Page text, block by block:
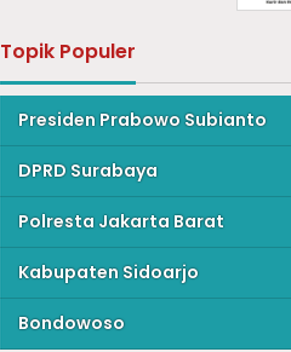
Topik Populer
Presiden Prabowo Subianto
DPRD Surabaya
Polresta Jakarta Barat
Kabupaten Sidoarjo
Bondowoso